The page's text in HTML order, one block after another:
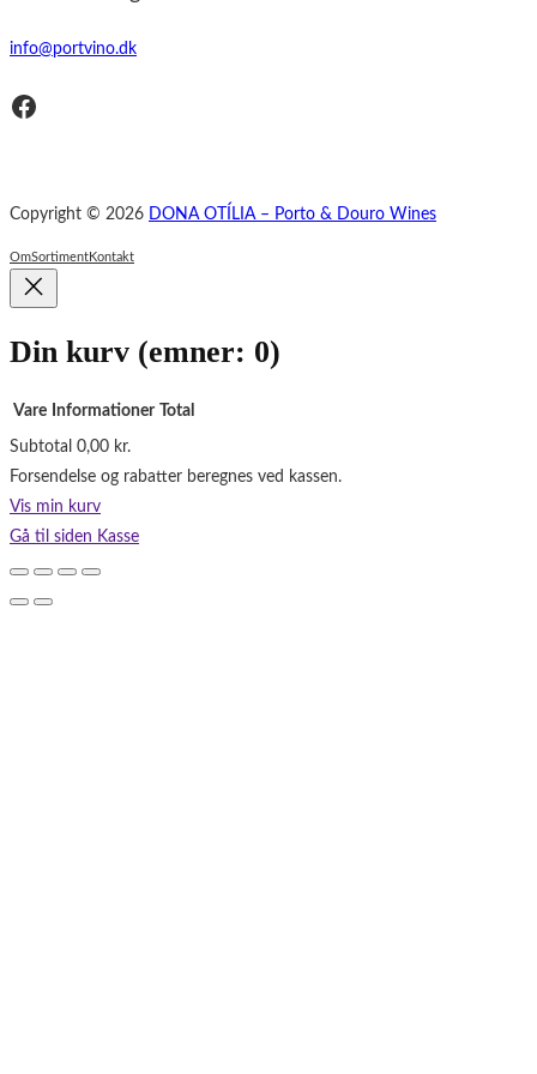
info@portvino.dk
Facebook
Copyright © 2026 DONA OTÍLIA – Porto & Douro Wines
OmSortimentKontakt
Din kurv (emner: 0)
Varer
i
indkøbskurv
Vare Informationer Total
Subtotal 0,00 kr.
Forsendelse og rabatter beregnes ved kassen.
Vis min kurv
Gå til siden Kasse